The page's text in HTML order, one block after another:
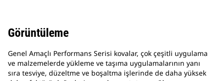
Görüntüleme
Genel Amaçlı Performans Serisi kovalar, çok çeşitli uygulama
ve malzemelerde yükleme ve taşıma uygulamalarının yanı
sıra tesviye, düzeltme ve boşaltma işlerinde de daha yüksek